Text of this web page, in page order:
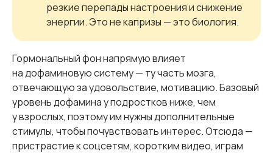
резкие перепады настроения и снижение
энергии. Это не капризы — это биология.
Гормональный фон напрямую влияет
на дофаминовую систему — ту часть мозга,
отвечающую за удовольствие, мотивацию. Базовый
уровень дофамина у подростков ниже, чем
у взрослых, поэтому им нужны дополнительные
стимулы, чтобы почувствовать интерес. Отсюда —
пристрастие к соцсетям, коротким видео, играм